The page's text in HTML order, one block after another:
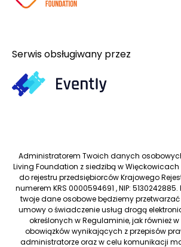
Serwis obsługiwany przez
Administratorem Twoich danych
Living Foundation z siedzibą w
do rejestru przedsiębiorców Krajowego
numerem KRS 0000594691 , NIP:
twoje dane osobowe będziemy
umowy o świadczenie usług drogą
określonych w Regulaminie, jak również
obowiązków wynikających z przepisów
administratorze oraz w celu komunikacji